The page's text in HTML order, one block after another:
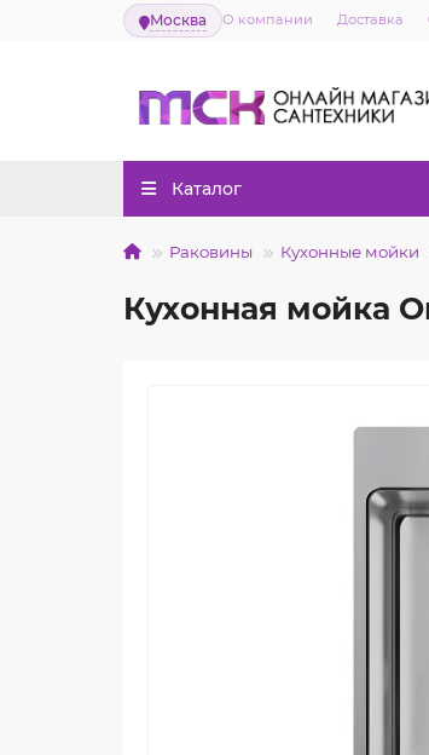
Москва О компании Доставка
Каталог
Раковины Кухонные мойки
Кухонная мойка